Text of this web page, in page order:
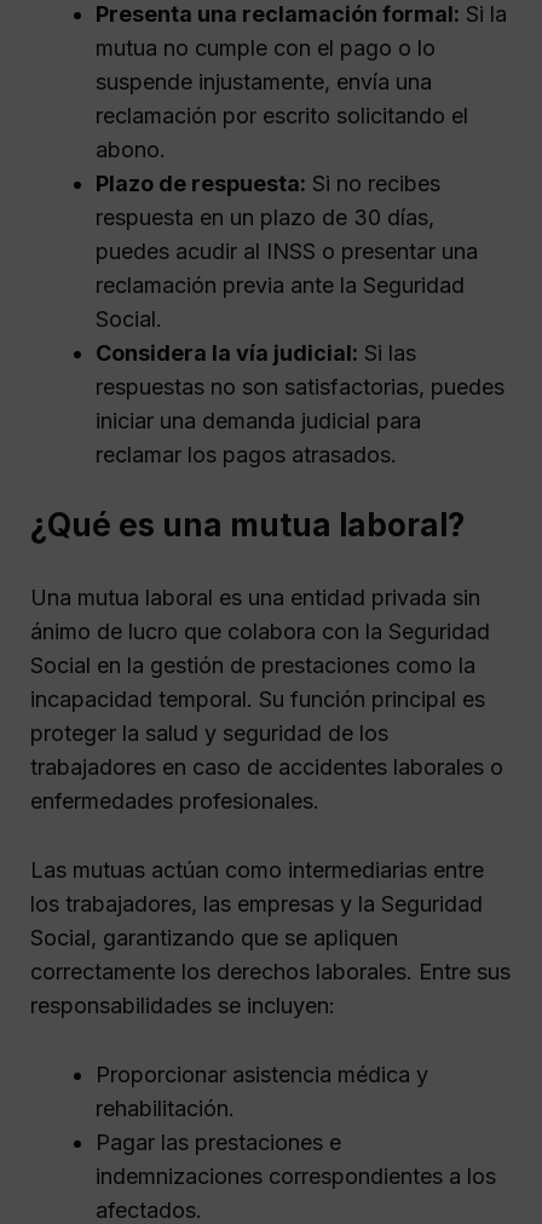
Presenta una reclamación formal: Si la
mutua no cumple con el pago o lo
suspende injustamente, envía una
reclamación por escrito solicitando el
abono.
Plazo de respuesta: Si no recibes
respuesta en un plazo de 30 días,
puedes acudir al INSS o presentar una
reclamación previa ante la Seguridad
Social.
Considera la vía judicial: Si las
respuestas no son satisfactorias, puedes
iniciar una demanda judicial para
reclamar los pagos atrasados.
¿Qué es una mutua laboral?
Una mutua laboral es una entidad privada sin
ánimo de lucro que colabora con la Seguridad
Social en la gestión de prestaciones como la
incapacidad temporal. Su función principal es
proteger la salud y seguridad de los
trabajadores en caso de accidentes laborales o
enfermedades profesionales.
Las mutuas actúan como intermediarias entre
los trabajadores, las empresas y la Seguridad
Social, garantizando que se apliquen
correctamente los derechos laborales. Entre sus
responsabilidades se incluyen:
Proporcionar asistencia médica y
rehabilitación.
Pagar las prestaciones e
indemnizaciones correspondientes a los
afectados.